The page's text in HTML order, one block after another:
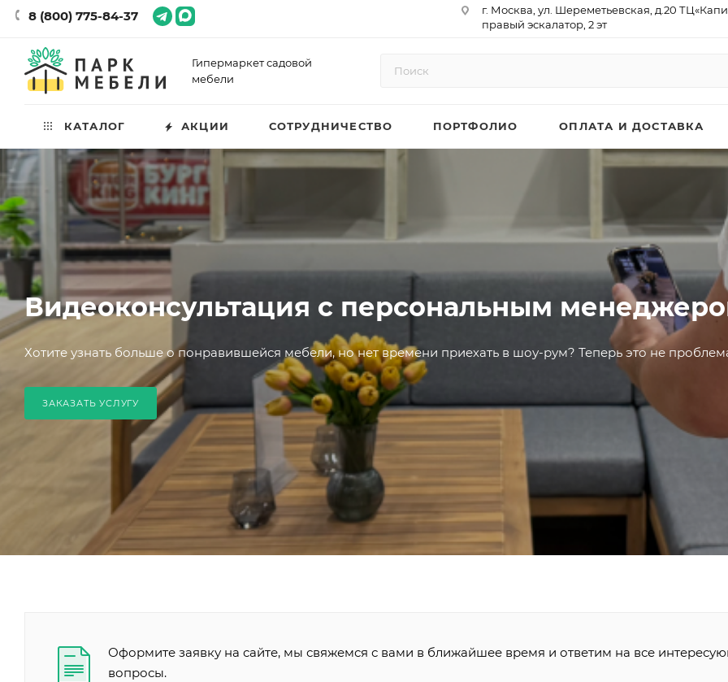
8 (800) 775-84-37
г. Москва, ул. Шереметьевская, д.20
правый эскалатор, 2 эт
р/сч 40702810410000761715
к/сч 30101810145250000974
Гипермаркет садовой
мебели
КАТАЛОГ АКЦИИ СОТРУДНИЧЕСТВО ПОРТФОЛИО ОПЛАТА И ДОСТАВКА
Видеоконсультация с персональным
Хотите узнать больше о понравившейся мебели, но нет времени приехать в шоу-рум? Теперь это не
ЗАКАЗАТЬ УСЛУГУ
Оформите заявку на сайте, мы свяжемся с вами в ближайшее время и ответим на все
вопросы.